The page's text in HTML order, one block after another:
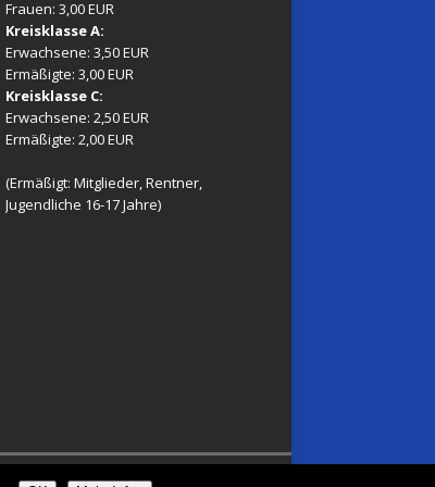
Frauen: 3,00 EUR
Kreisklasse A:
Erwachsene: 3,50 EUR
Ermäßigte: 3,00 EUR
Kreisklasse C:
Erwachsene: 2,50 EUR
Ermäßigte: 2,00 EUR
(Ermäßigt: Mitglieder, Rentner,
Jugendliche 16-17 Jahre)